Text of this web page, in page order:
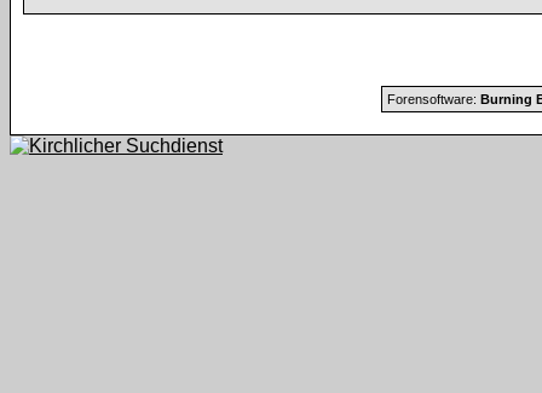
Forensoftware: Burning